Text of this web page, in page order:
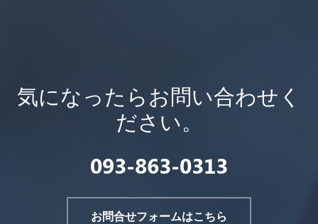
気になったらお問い合わせく
ださい。
093-863-0313
お問合せフォームはこちら